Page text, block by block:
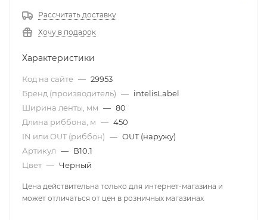
Рассчитать доставку
Хочу в подарок
Характеристики
Код на сайте — 29953
Бренд (производитель) — intelisLabel
Ширина ленты, мм — 80
Длина риббона, м — 450
IN или OUT (риббон) — OUT (наружу)
Артикул — B10.1
Цвет — Черный
Цена действительна только для интернет-магазина и
может отличаться от цен в розничных магазинах